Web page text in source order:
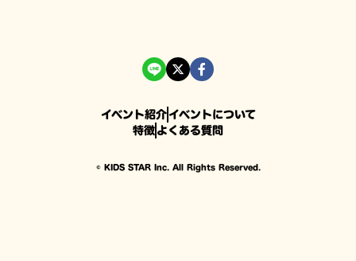
イベント紹介イベントについて
特徴よくある質問
© KIDS STAR Inc. All Rights Reserved.